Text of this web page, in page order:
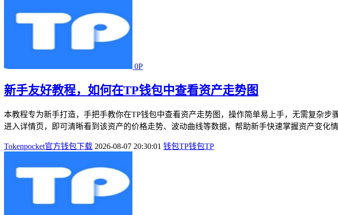
0P
新手友好教程，如何在TP钱包中查看资产走势图
本教程专为新手打造，手把手教你在TP钱包中查看资产走势图，操作简单易上手，无需复杂
进入详情页，即可清晰看到该资产的价格走势、波动曲线等数据，帮助新手快速掌握资产变化
Tokenpocket官方钱包下载 2026-08-07 20:30:01 钱包TP钱包TP